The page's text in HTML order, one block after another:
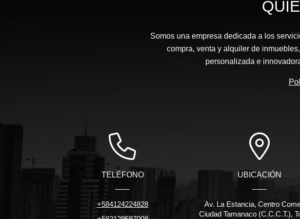
Somos una empresa dedicada a los
compra, venta y alquiler de
personalizada e
TELÉFONO
+584124224828
UBICACIÓN
Av. La Estancia, Centro
Ciudad Tamanaco (C.C.C.T.),